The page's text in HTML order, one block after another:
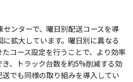
ンターで、曜日別配送コースを導
拡大しています。曜日別に異なる
コース設定を行うことで、より効率
、トラック台数を約5%削減する効
でも同様の取り組みを導入してい